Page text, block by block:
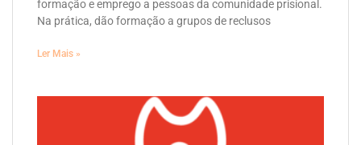
formação e emprego a pessoas da comunidade prisional.
Na prática, dão formação a grupos de reclusos
Ler Mais »